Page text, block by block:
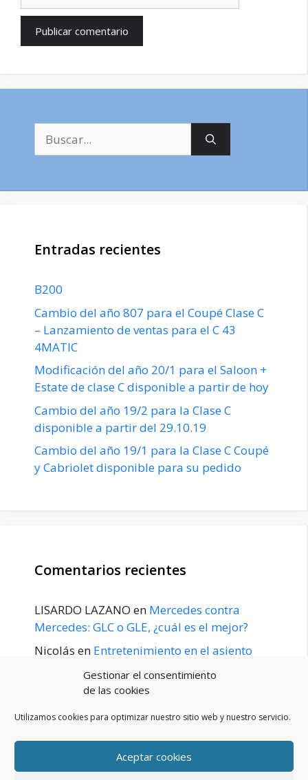
Gestionar el consentimiento
de las cookies
Utilizamos cookies para optimizar nuestro sitio web y nuestro servicio.
Aceptar cookies
Entradas recientes
B200
Cambio del año 807 para el Coupé Clase C
– Lanzamiento de ventas para el C 43
4MATIC
Modificación del año 20/1 para el Saloon +
Estate de clase C disponible a partir de hoy
Cambio del año 19/2 para la Clase C
disponible a partir del 29.10.19
Cambio del año 19/1 para la Clase C Coupé
y Cabriolet disponible para su pedido
Comentarios recientes
LISARDO LAZANO en Mercedes contra
Mercedes: GLC o GLE, ¿cuál es el mejor?
Nicolás en Entretenimiento en el asiento
principios de 2020
POLÍTICA DE PRIVACIDAD